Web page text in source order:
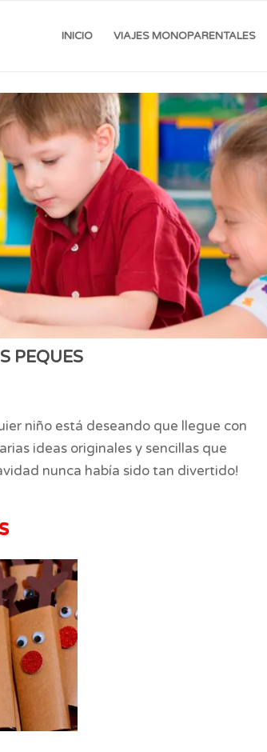
INICIO VIAJES MONOPARENTALES
PEQUES
niño está deseando que llegue con
ideas originales y sencillas que
nunca había sido tan divertido!